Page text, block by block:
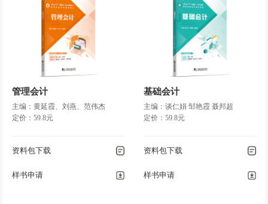
会计记账方法
◎第一节 会计记账方法的种类
◎第二节 借贷记账法
主要经济业务的账务处理
◎第一节 企业的主要经济业务
◎第二节 资金筹集业务的账务处理
◎第三节 采购业务的账务处理
◎第五节 销售业务的账务处理
管理会计
主编：黄延霞、刘燕、范伟杰
定价：59.8元
资料包下载
样书申请
基础会计
主编：谈仁娟 邹艳霞 聂邦超
定价：59.8元
资料包下载
样书申请